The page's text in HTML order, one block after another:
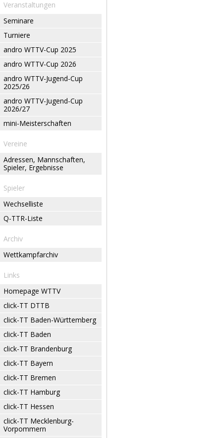
Veranstaltungen
Seminare
Turniere
andro WTTV-Cup 2025
andro WTTV-Cup 2026
andro WTTV-Jugend-Cup
2025/26
andro WTTV-Jugend-Cup
2026/27
mini-Meisterschaften
Vereine
Adressen, Mannschaften,
Spieler, Ergebnisse
Spieler
Wechselliste
Q-TTR-Liste
Archiv
Wettkampfarchiv
Links
Homepage WTTV
click-TT DTTB
click-TT Baden-Württemberg
click-TT Baden
click-TT Brandenburg
click-TT Bayern
click-TT Bremen
click-TT Hamburg
click-TT Hessen
click-TT Mecklenburg-
Vorpommern